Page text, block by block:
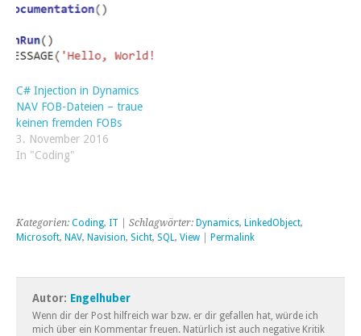
C# Injection in Dynamics
NAV FOB-Dateien – traue
keinen fremden FOBs
3. November 2016
In "Coding"
Kategorien: Coding, IT | Schlagwörter: Dynamics, LinkedObject,
Microsoft, NAV, Navision, Sicht, SQL, View Permalink
Autor: Engelhuber
Wenn dir der Post hilfreich war bzw. er dir gefallen hat, würde ich
mich über ein Kommentar freuen. Natürlich ist auch negative Kritik